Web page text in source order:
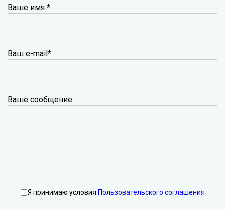
Ваше имя *
Ваш e-mail*
Ваше сообщение
Я принимаю условия Пользовательского соглашения